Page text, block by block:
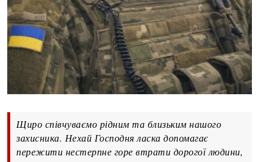
Щиро співчуваємо рідним та близьким нашого
захисника. Нехай Господня ласка допомагає
пережити нестерпне горе втрати дорогої людини,